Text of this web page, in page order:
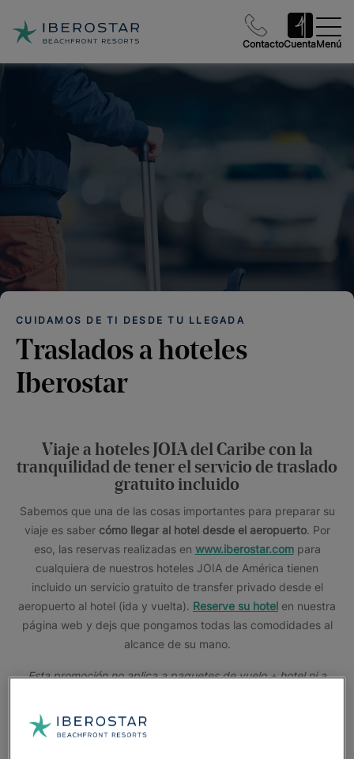
ContactoCuentaMenú
CUIDAMOS DE TI DESDE TU LLEGADA
Traslados a hoteles
Iberostar
Viaje a hoteles JOIA del Caribe con la
tranquilidad de tener el servicio de traslado
gratuito incluido
Sabemos que una de las cosas importantes para preparar su
viaje es sabercómo llegar al hotel desde el aeropuerto. Por
eso, las reservas realizadas en www.iberostar.compara
cualquiera de nuestros hoteles JOIA de América tienen
incluido un servicio gratuito de transfer privado desde el
aeropuerto al hotel (ida y vuelta). Reserve su hotel en nuestra
página web y dejs que pongamos todas las comodidades al
alcance de su mano.
Esta promoción no aplica a paquetes de vuelo + hotel ni a